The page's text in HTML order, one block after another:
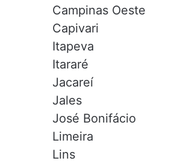
Campinas Oeste
Capivari
Itapeva
Itararé
Jacareí
Jales
José Bonifácio
Limeira
Lins